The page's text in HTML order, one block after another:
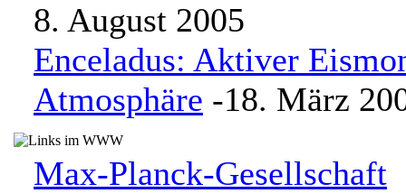
8. August 2005
Enceladus: Aktiver
Atmosphäre -18. März
Max-Planck-Gesellschaft